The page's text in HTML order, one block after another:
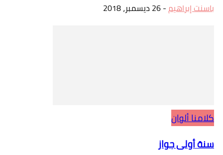
باسنت إبراهيم-26 ديسمبر، 2018
كلامنا ألوان
سنة أولى جواز